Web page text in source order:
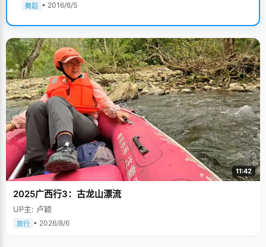
舞蹈 • 2016/6/5
11:42
2025广西行3：古龙山漂流
UP主: 卢颖
旅行 • 2026/8/6